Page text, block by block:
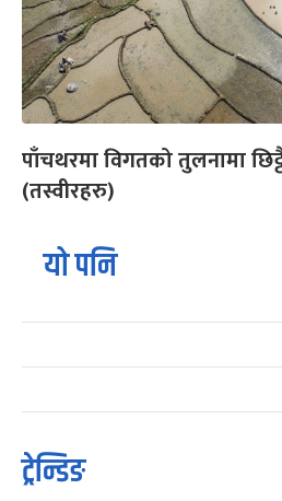
पाँचथरमा विगतको तुलनामा
(तस्वीरहरु)
यो पनि
ट्रेन्डिङ